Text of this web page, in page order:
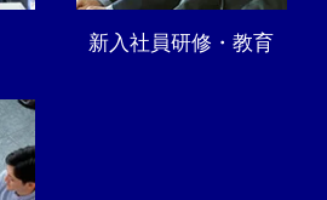
新入社員研修・教育